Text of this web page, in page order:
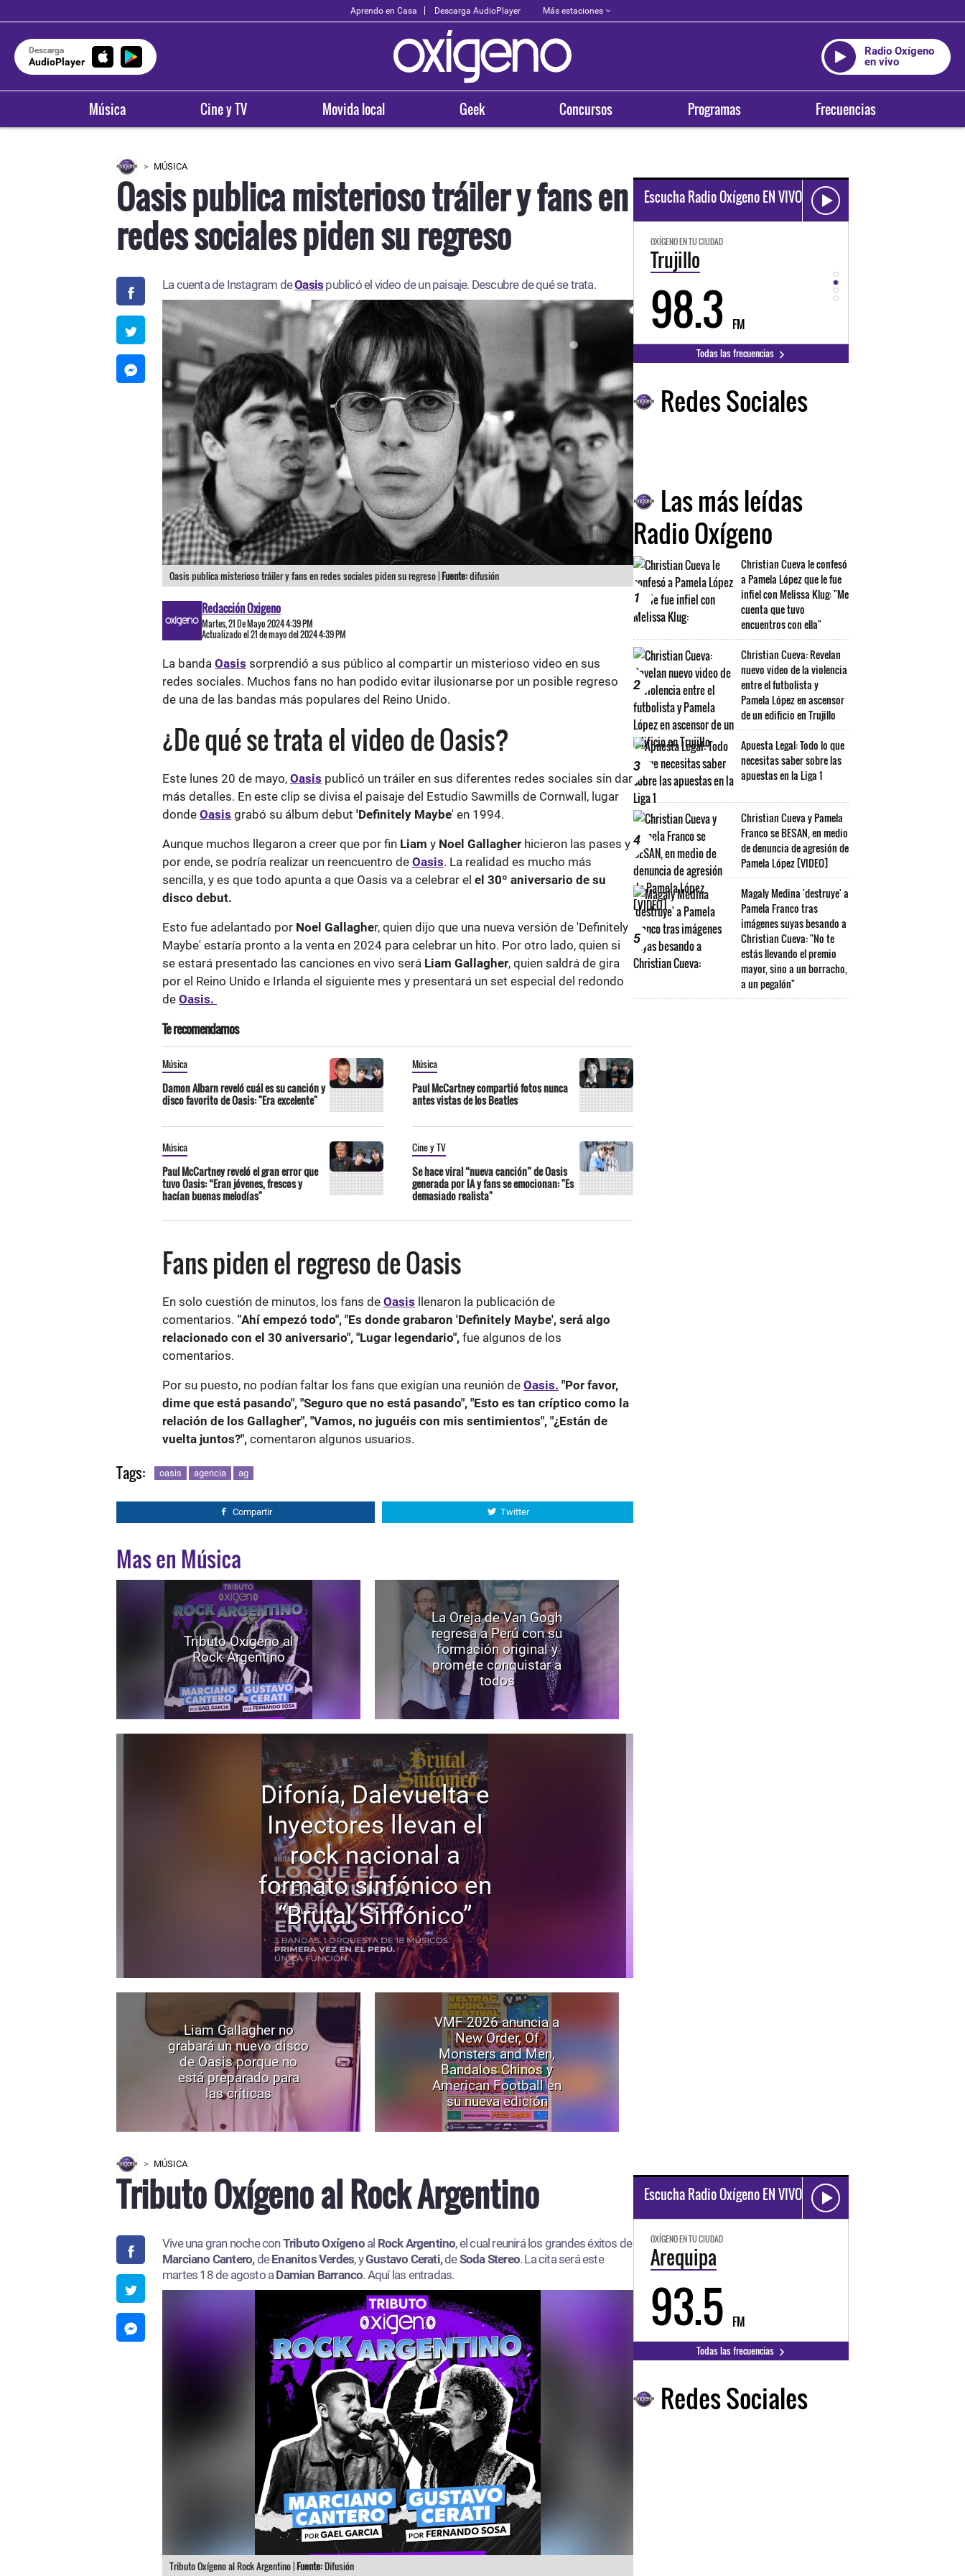
Aprendo en Casa Descarga AudioPlayer Más estaciones
Descarga
AudioPlayer
Radio Oxígeno
en vivo
Música Cine y TV Movida local Geek Concursos Programas Frecuencias
MÚSICA
Oasis publica misterioso tráiler y fans en
redes sociales piden su regreso
La cuenta de Instagram deOasis publicó el video de un paisaje. Descubre de qué se trata.
Oasis publica misterioso tráiler y fans en redes sociales piden su regreso |Fuente:difusión
Redacción Oxigeno
Martes, 21 De Mayo 2024 4:39 PM
Actualizado el 21 de mayo del 2024 4:39 PM
La banda Oasis sorprendió a sus público al compartir un misterioso video en sus
redes sociales. Muchos fans no han podido evitar ilusionarse por un posible regreso
de una de las bandas más populares del Reino Unido.
¿De qué se trata el video de Oasis?
Este lunes 20 de mayo, Oasis publicó un tráiler en sus diferentes redes sociales sin dar
más detalles. En este clip se divisa el paisaje del Estudio Sawmills de Cornwall, lugar
donde Oasis grabó su álbum debut 'Definitely Maybe' en 1994.
Aunque muchos llegaron a creer que por fin Liam y Noel Gallagher hicieron las pases y
por ende, se podría realizar un reencuentro de Oasis. La realidad es mucho más
sencilla, y es que todo apunta a que Oasis va a celebrar el el 30º aniversario de su
disco debut.
Esto fue adelantado por Noel Gallagher, quien dijo que una nueva versión de 'Definitely
Maybe' estaría pronto a la venta en 2024 para celebrar un hito. Por otro lado, quien si
se estará presentado las canciones en vivo será Liam Gallagher, quien saldrá de gira
por el Reino Unido e Irlanda el siguiente mes y presentará un set especial del redondo
de Oasis.
Te recomendamos
Música
Damon Albarn reveló cuál es su canción y
disco favorito de Oasis: "Era excelente"
Música
Paul McCartney compartió fotos nunca
antes vistas de los Beatles
Música
Paul McCartney reveló el gran error que
tuvo Oasis: “Eran jóvenes, frescos y
hacían buenas melodías"
Cine y TV
Se hace viral “nueva canción” de Oasis
generada por IA y fans se emocionan: "Es
demasiado realista"
Fans piden el regreso de Oasis
En solo cuestión de minutos, los fans de Oasis
llenaron la publicación de
comentarios. “Ahí empezó todo", "Es donde grabaron 'Definitely Maybe', será algo
relacionado con el 30 aniversario", "Lugar legendario", fue algunos de los
comentarios.
Por su puesto, no podían faltar los fans que exigían una reunión de Oasis. "Por favor,
dime que está pasando", "Seguro que no está pasando", "Esto es tan críptico como la
relación de los Gallagher", "Vamos, no juguéis con mis sentimientos", "¿Están de
vuelta juntos?", comentaron algunos usuarios.
Tags: oasis agencia ag
Compartir Twitter
Mas en Música
Tributo Oxígeno al
Rock Argentino
La Oreja de Van Gogh
regresa a Perú con su
formación original y
promete conquistar a
todos
Difonía, Dalevuelta e
Inyectores llevan el
rock nacional a
formato sinfónico en
“Brutal Sinfónico”
Liam Gallagher no
grabará un nuevo disco
de Oasis porque no
está preparado para
las críticas
VMF 2026 anuncia a
New Order, Of
Monsters and Men,
Bandalos Chinos y
American Football en
su nueva edición
Escucha Radio Oxígeno EN VIVO
OXÍGENO EN TU CIUDAD
Arequipa
93.5
OXÍGENO EN TU CIUDAD
Trujillo
98.3 FM 94.3
Todas las frecuencias
Redes Sociales
Las más leídas
Radio Oxígeno
1
Christian Cueva le confesó
a Pamela López que le fue
infiel con Melissa Klug: "Me
cuenta que tuvo
encuentros con ella"
2
Christian Cueva: Revelan
nuevo video de la violencia
entre el futbolista y
Pamela López en ascensor
de un edificio en Trujillo
3
Apuesta Legal: Todo lo que
necesitas saber sobre las
apuestas en la Liga 1
4
Christian Cueva y Pamela
Franco se BESAN, en medio
de denuncia de agresión de
Pamela López [VIDEO]
5
Magaly Medina 'destruye' a
Pamela Franco tras
imágenes suyas besando a
Christian Cueva: "No te
estás llevando el premio
mayor, sino a un borracho,
a un pegalón"
MÚSICA
Tributo Oxígeno al Rock Argentino
Vive una gran noche conTributo Oxígenoal Rock Argentino, el cual reunirá los grandes éxitos de
Marciano Cantero,deEnanitos Verdes, yGustavo Cerati,deSoda Stereo. La cita será este
martes 18 de agosto aDamian Barranco. Aquí las entradas.​
Tributo Oxígeno al Rock Argentino |Fuente:Difusión
Escucha Radio Oxígeno EN VIVO
OXÍGENO EN TU CIUDAD
Arequipa
93.5 FM
Todas las frecuencias
Redes Sociales